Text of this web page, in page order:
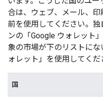
合は、ウェブ、メール、
前を使用してください。
ンの「Google ウォレット
象の市場が下のリストに
ォレット」を使用してくだ
国